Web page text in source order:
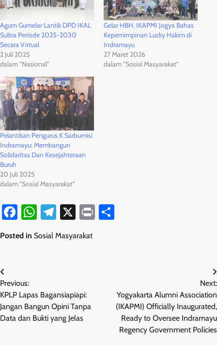
Agum Gumelar Lantik DPD IKAL
Sultra Periode 2025-2030
Secara Virtual
2 Juli 2025
dalam "Nasional"
Gelar HBH, IKAPMI Jogya Bahas
Kepemimpinan Lucky Hakim di
Indramayu
27 Maret 2026
dalam "Sosial Masyarakat"
Pelantikan Pengurus K Sarbumisi
Indramayu: Membangun
Solidaritas Dan Kesejahteraan
Buruh
20 Juli 2025
dalam "Sosial Masyarakat"
Facebook
WhatsApp
Telegram
X Print
Posted in Sosial Masyarakat
Navigasi
pos
Previous:
KPLP Lapas Bagansiapiapi:
Jangan Bangun Opini Tanpa
Data dan Bukti yang Jelas
Next:
Yogyakarta Alumni Association
(IKAPMI) Officially Inaugurated,
Ready to Oversee Indramayu
Regency Government Policies